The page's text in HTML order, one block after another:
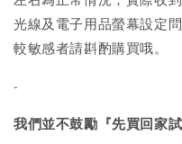
光線及電子用品螢幕設定
較敏感者請斟酌購買哦。
-
我們並不鼓勵『先買回家